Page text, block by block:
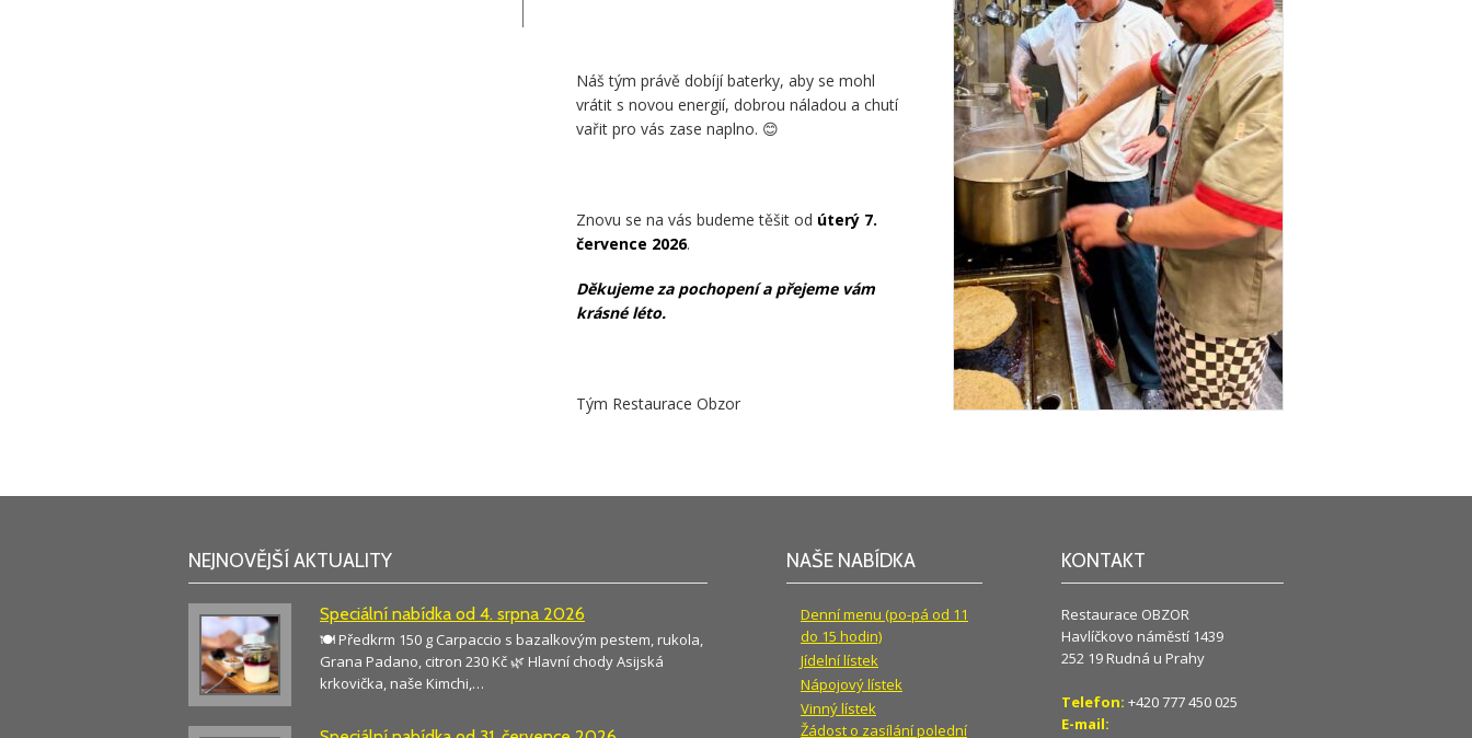
Náš tým právě dobíjí baterky, aby se mohl
vrátit s novou energií, dobrou náladou a chutí
vařit pro vás zase naplno. 😊
Znovu se na vás budeme těšit od úterý 7.
července 2026.
Děkujeme za pochopení a přejeme vám
krásné léto.
Tým Restaurace Obzor
NEJNOVĚJŠÍ AKTUALITY
Speciální nabídka od 4. srpna 2026
🍽️ Předkrm 150 g Carpaccio s bazalkovým pestem, rukola,
Grana Padano, citron 230 Kč 🌿 Hlavní chody Asijská
krkovička, naše Kimchi,…
NAŠE NABÍDKA
Denní menu (po-pá od 11
do 15 hodin)
Jídelní lístek
Nápojový lístek
Vinný lístek
Žádost o zasílání polední
KONTAKT
Restaurace OBZOR
Havlíčkovo náměstí 1439
252 19 Rudná u Prahy
Telefon: +420 777 450 025
E-mail: